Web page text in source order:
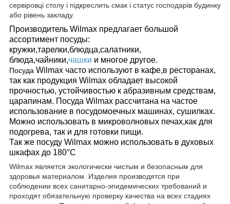
сервіровці столу і підкреслить смак і статус господарів будинку
або рівень закладу.
Производитель Wilmax предлагает большой
ассортимент посуды:
кружки,тарелки,блюдца,салатники,
блюда,чайники,чашки и многое другое.
Посуда Wilmax часто используют в кафе,в ресторанах,
так как продукция Wilmax обладает высокой
прочностью, устойчивостью к абразивным средствам,
царапинам. Посуда Wilmax рассчитана на частое
использование в посудомоечных машинах, сушилках.
Можно использовать в микроволновых печах,как для
подогрева, так и для готовки пищи.
Так же посуду Wilmax можно использовать в духовых
шкафах до 180°С
Wilmax является экологически чистым и безопасным для
здоровья материалом. Изделия производятся при
соблюдении всех санитарно-эпидемических требований и
проходят обязательную проверку качества на всех стадиях